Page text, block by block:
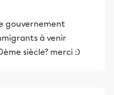
gouvernement
à venir
siècle? merci :)